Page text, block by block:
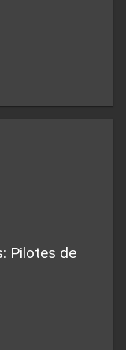
Pilotes de